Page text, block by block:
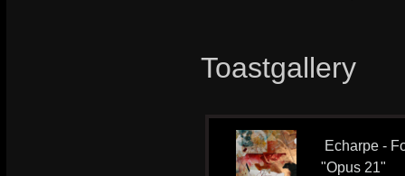
Toastgallery
Echarpe -
"Opus 21"